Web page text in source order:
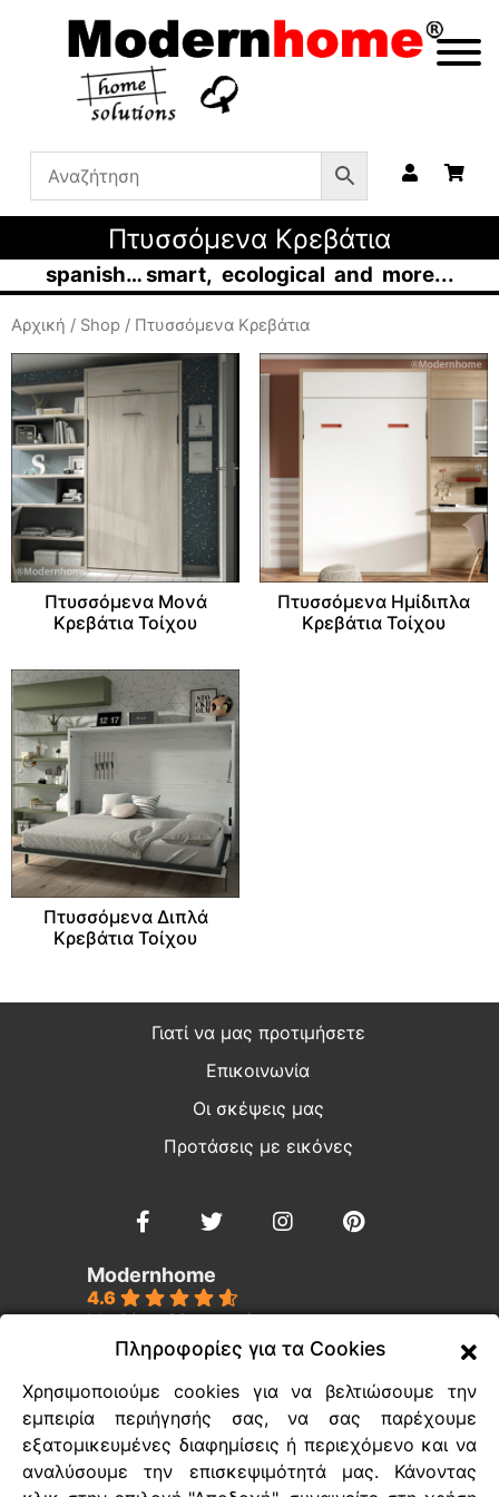
Πτυσσόμενα Κρεβάτια
spanish… smart, ecological and more...
Αρχική / Shop / Πτυσσόμενα Κρεβάτια
Πτυσσόμενα Μονά
Κρεβάτια Τοίχου
Πτυσσόμενα Ημίδιπλα
Κρεβάτια Τοίχου
Πτυσσόμενα Διπλά
Κρεβάτια Τοίχου
Γιατί να μας προτιμήσετε
Επικοινωνία
Οι σκέψεις μας
Προτάσεις με εικόνες
Modernhome
4.6
Με βάση 39 κριτικές
powered byGoogl e
Ευέλικτοι τρόποι πληρωμής
Τρόποι διεκπεραίωσης των παραγγελιών
Πληροφορίες για τα Cookies
Χρησιμοποιούμε cookies για να βελτιώσουμε την
εμπειρία περιήγησής σας, να σας παρέχουμε
εξατομικευμένες διαφημίσεις ή περιεχόμενο και να
αναλύσουμε την επισκεψιμότητά μας. Κάνοντας